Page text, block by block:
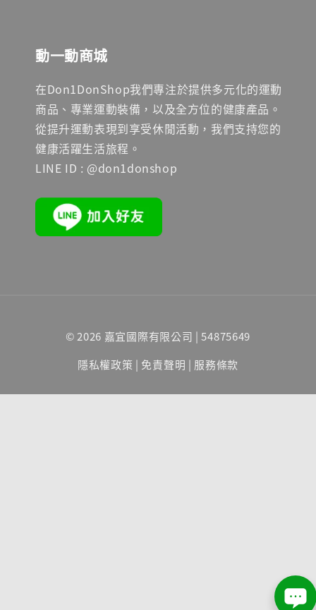
動一動商城
在Don1DonShop我們專注於提供多元化的運動
商品、專業運動裝備，以及全方位的健康產品。
從提升運動表現到享受休閒活動，我們支持您的
健康活躍生活旅程。
LINE ID : @don1donshop
© 2026 嘉宜國際有限公司 | 54875649
隱私權政策 | 免責聲明 | 服務條款